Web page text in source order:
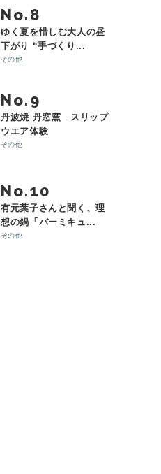
No.
ゆく夏を惜しむ大人の昼
下がり “手づくり...
その他
No.
丹波焼 丹窓窯 スリップ
ウエア体験
その他
No.
有元葉子さんと聞く、理
想の鍋「バーミキュ...
その他